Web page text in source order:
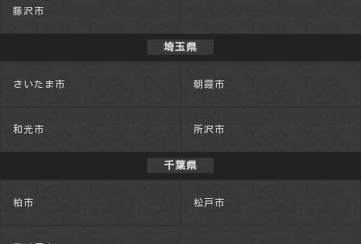
藤沢市
埼玉県
さいたま市 朝霞市
和光市 所沢市
千葉県
柏市 松戸市